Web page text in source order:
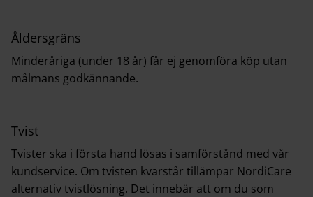
Åldersgräns
Minderåriga (under 18 år) får ej genomföra köp utan
målmans godkännande.
Tvist
Tvister ska i första hand lösas i samförstånd med vår
kundservice. Om tvisten kvarstår tillämpar NordiCare
alternativ tvistlösning. Det innebär att om du som